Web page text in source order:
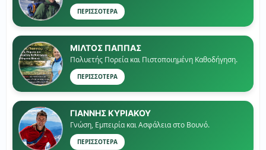
ΠΕΡΙΣΣΟΤΕΡΑ
ΜΙΛΤΟΣ ΠΑΠΠΑΣ
Πολυετής Πορεία και Πιστοποιημένη Καθοδήγηση.
ΠΕΡΙΣΣΟΤΕΡΑ
ΓΙΑΝΝΗΣ ΚΥΡΙΑΚΟΥ
Γνώση, Εμπειρία και Ασφάλεια στο Βουνό.
ΠΕΡΙΣΣΟΤΕΡΑ